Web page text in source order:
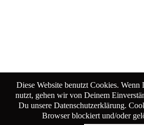
Diese Website benutzt Cookies. Wenn
nutzt, gehen wir von Deinem
Du unsere Datenschutzerklärung.
Browser blockiert und/oder